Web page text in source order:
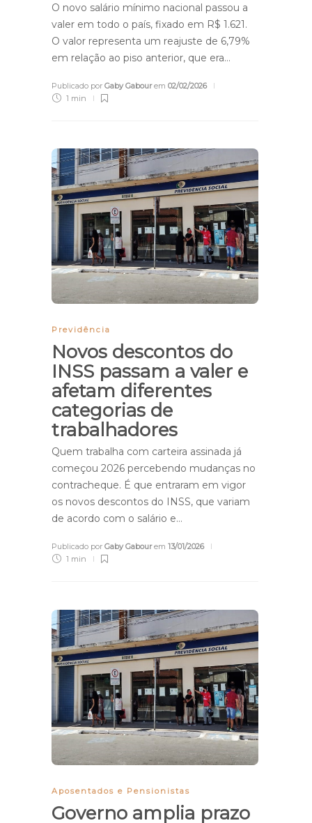
O novo salário mínimo nacional passou a
valer em todo o país, fixado em R$ 1.621.
O valor representa um reajuste de 6,79%
em relação ao piso anterior, que era…
Publicado por Gaby Gabourem 02/02/2026
1 min
Previdência
Novos descontos do
INSS passam a valer e
afetam diferentes
categorias de
trabalhadores
Quem trabalha com carteira assinada já
começou 2026 percebendo mudanças no
contracheque. É que entraram em vigor
os novos descontos do INSS, que variam
de acordo com o salário e…
Publicado por Gaby Gabourem 13/01/2026
1 min
Aposentados e Pensionistas
Governo amplia prazo